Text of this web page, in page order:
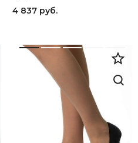
4 837 руб.